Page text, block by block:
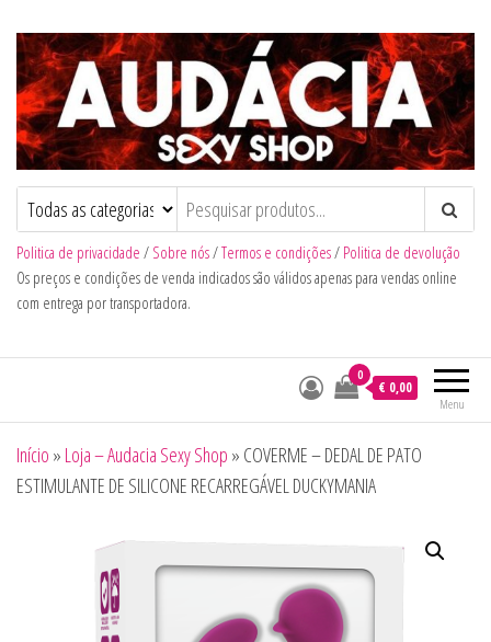
Audacia Sexy Shop
Politica de privacidade / Sobre nós/Termos e condições/ Politica de devolução
Os preços e condições de venda indicados são válidos apenas para vendas online
com entrega por transportadora.
Menu
0
€ 0,00
Início » Loja – Audacia Sexy Shop » COVERME – DEDAL DE PATO
ESTIMULANTE DE SILICONE RECARREGÁVEL DUCKYMANIA